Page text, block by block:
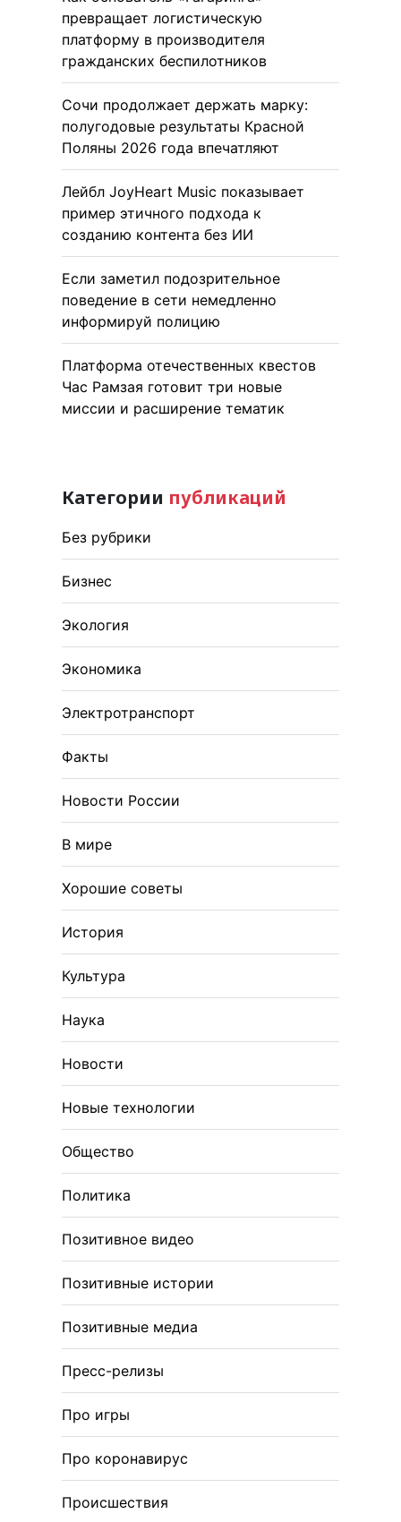
превращает логистическую
платформу в производителя
гражданских беспилотников
Сочи продолжает держать марку:
полугодовые результаты Красной
Поляны 2026 года впечатляют
Лейбл JoyHeart Music показывает
пример этичного подхода к
созданию контента без ИИ
Если заметил подозрительное
поведение в сети немедленно
информируй полицию
Платформа отечественных квестов
Час Рамзая готовит три новые
миссии и расширение тематик
Категории публикаций
Без рубрики
Бизнес
Экология
Экономика
Электротранспорт
Факты
Новости России
В мире
Хорошие советы
История
Культура
Наука
Новости
Новые технологии
Общество
Политика
Позитивное видео
Позитивные истории
Позитивные медиа
Пресс-релизы
Про игры
Про коронавирус
Происшествия